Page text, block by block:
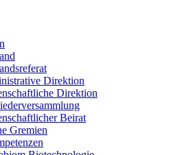
Direktion
Direktion
Beirat
Gremien